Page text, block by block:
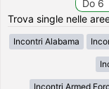
Trova single nelle
Incontri Alabama
Incontri Armed